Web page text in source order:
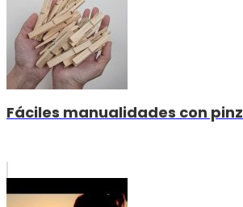
Fáciles manualidades con